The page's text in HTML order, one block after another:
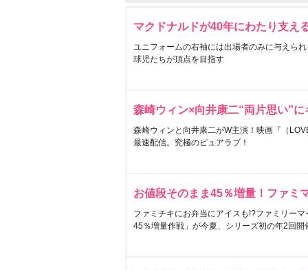
マクドナルドが40年にわたり支え
ユニフォームの右袖には出場者のみに与えら
球児たちが頂点を目指す
森崎ウィン×向井康二“両片思い”
森崎ウィンと向井康二がW主演！映画『（
最速配信。究極のピュアラブ！
お値段そのまま45％増量！ファミ
ファミチキにお弁当にアイスも!?ファミリー
45％増量作戦」が今夏、シリーズ初の年2回開